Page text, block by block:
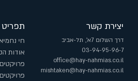
יצירת קשר
דרך השלום 7א', תל-אביב
03-94-95-96-7
office@hay-nahmias.co.il
mishtaken@hay-nahmias.co.il
תפריט
חי
אודות